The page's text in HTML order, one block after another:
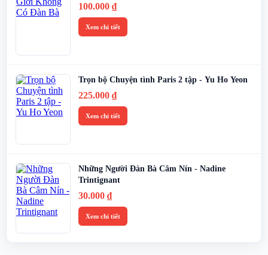
100.000 ₫
Xem chi tiết
Trọn bộ Chuyện tình Paris 2 tập - Yu Ho Yeon
225.000 ₫
Xem chi tiết
Những Người Đàn Bà Câm Nín - Nadine
Trintignant
30.000 ₫
Xem chi tiết